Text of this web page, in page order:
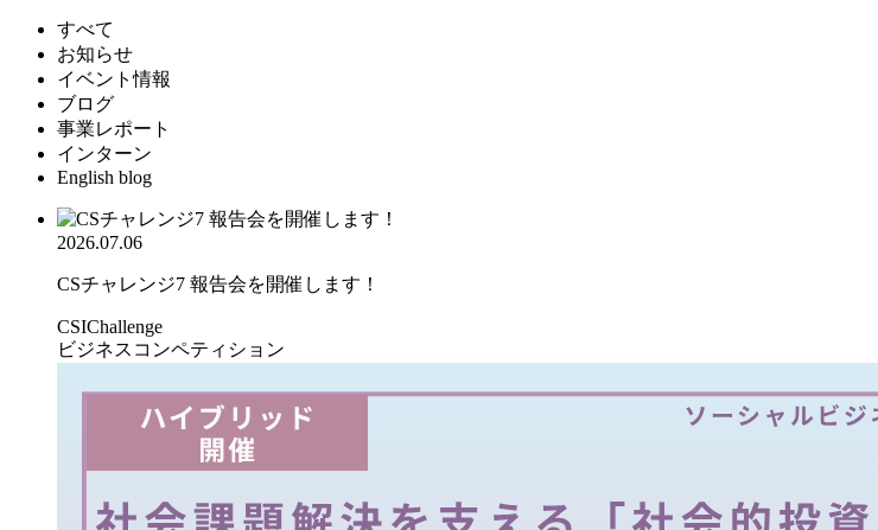
すべて
お知らせ
イベント情報
ブログ
事業レポート
インターン
English blog
2026.07.06
CSチャレンジ7 報告会を開催します！
CSIChallenge
ビジネスコンペティション